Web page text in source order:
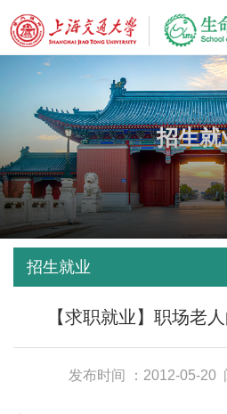
招生就
招生就业
【求职就业】职场老
发布时间 ：2012-05-20